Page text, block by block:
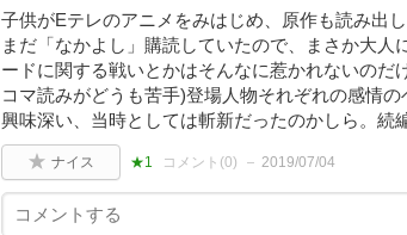
子供がEテレのアニメをみはじめ、原作も読み出
まだ「なかよし」購読していたので、まさか大人
ードに関する戦いとかはそんなに惹かれないのだ
コマ読みがどうも苦手)登場人物それぞれの感情
興味深い、当時としては斬新だったのかしら。続
ナイス ★1 コメント(0) 2019/07/04